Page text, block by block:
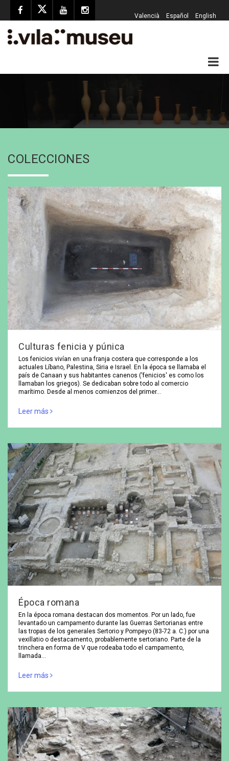
Valencià Español English
COLECCIONES
Culturas fenicia y púnica
Los fenicios vivían en una franja costera que corresponde a los
actuales Líbano, Palestina, Siria e Israel. En la época se llamaba el
país de Canaan y sus habitantes canenos ('fenicios' es como los
llamaban los griegos). Se dedicaban sobre todo al comercio
marítimo. Desde al menos comienzos del primer…
Leer más
Época romana
En la época romana destacan dos momentos. Por un lado, fue
levantado un campamento durante las Guerras Sertorianas entre
las tropas de los generales Sertorio y Pompeyo (83-72 a. C.) por una
vexillatio o destacamento, probablemente sertoriano. Parte de la
trinchera en forma de V que rodeaba todo el campamento,
llamada…
Leer más